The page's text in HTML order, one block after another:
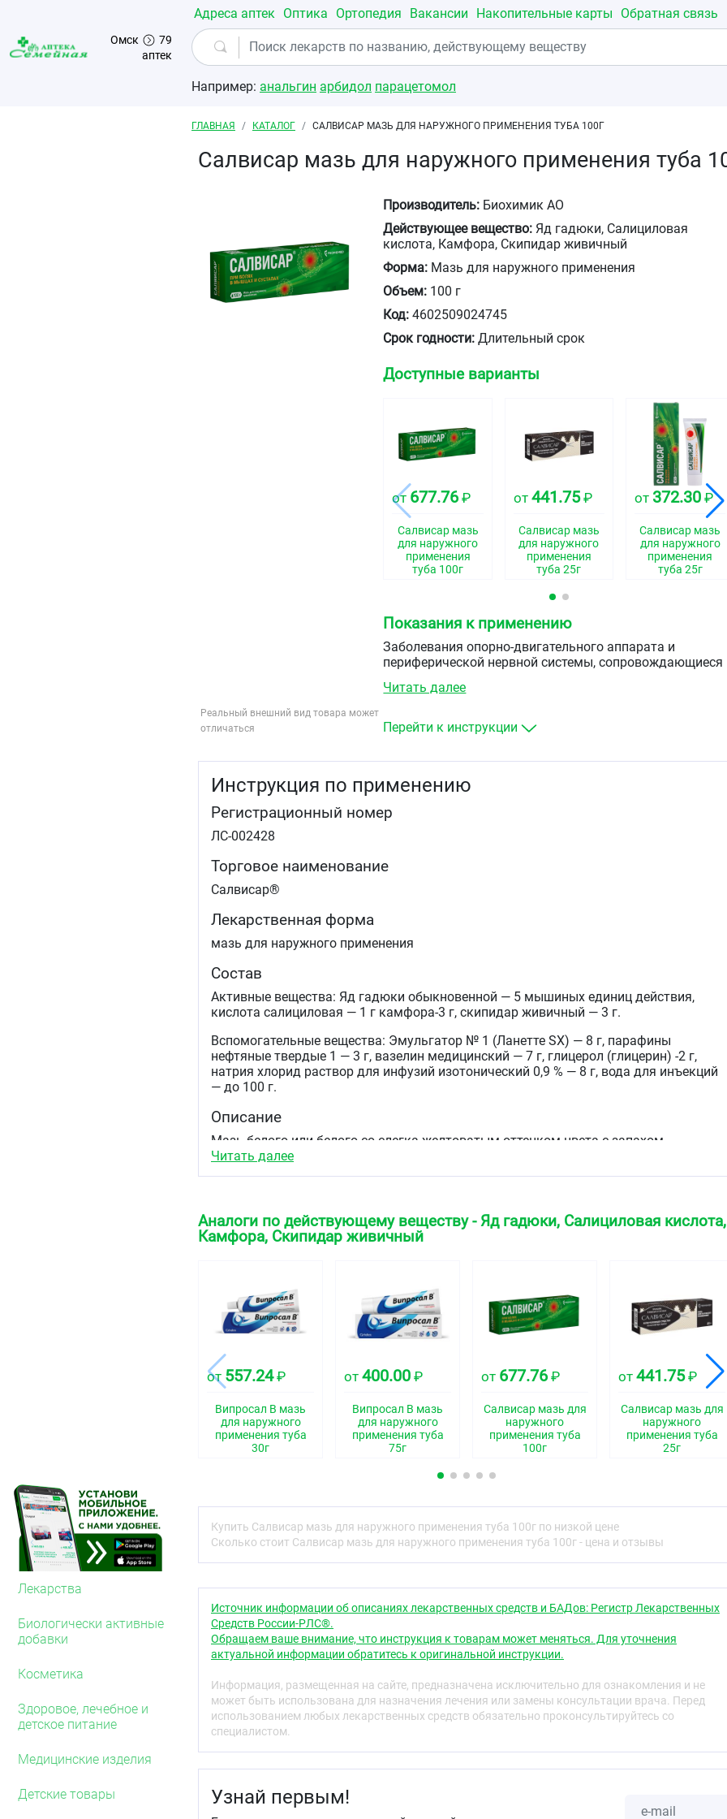
Перейти к основному содержанию
Омск
79
аптек
Адреса аптек Оптика Ортопедия Вакансии Накопительные карты Обратная связь
Например: анальгин арбидол парацетомол
Лекарства
Биологически активные
добавки
Косметика
Здоровое, лечебное и
детское питание
Медицинские изделия
Детские товары
Строка навигации
ГЛАВНАЯ КАТАЛОГ САЛВИСАР МАЗЬ ДЛЯ НАРУЖНОГО ПРИМЕНЕНИЯ ТУБА 100Г
Салвисар мазь для наружного применения туба
Реальный внешний вид товара может
отличаться
Производитель: Биохимик АО
Действующее вещество: Яд гадюки, Салициловая
кислота, Камфора, Скипидар живичный
Форма: Мазь для наружного применения
Объем: 100 г
Код: 4602509024745
Срок годности: Длительный срок
Доступные варианты
от 677.76 ₽
Салвисар мазь
для наружного
применения
туба 100г
от 441.75₽
Салвисар мазь
для наружного
применения
туба 25г
от 372.30 ₽
Салвисар мазь
для наружного
применения
туба 25г
Показания к применению
Заболевания опорно-двигательного аппарата и
периферической нервной системы, сопровождающиеся
артралгии,
Читать далее
Перейти к инструкции
Инструкция по применению
Регистрационный номер
ЛС-002428
Торговое наименование
Салвисар®
Лекарственная форма
мазь для наружного применения
Состав
Активные вещества: Яд гадюки обыкновенной — 5 мышиных единиц действия,
кислота салициловая — 1 г камфора-3 г, скипидар живичный — 3 г.
Вспомогательные вещества: Эмульгатор № 1 (Ланетте SX) — 8 г, парафины
нефтяные твердые 1 — 3 г, вазелин медицинский — 7 г, глицерол (глицерин) -2 г,
натрия хлорид раствор для инфузий изотонический 0,9 % — 8 г, вода для инъекций
— до 100 г.
Описание
Мазь белого или белого со слегка желтоватым оттенком цвета с запахом
камфоры и скипидара.
Код АТХ
Фармакологические свойства
Фармакодинамика
Обладает местным раздражающим и обезболивающим действием. Нейротропный
компонент змеиного яда, входящий в состав, оказывает анальгетическое
действие энзиматический компонент с гиалуронидазной активностью ускоряет
процесс заживления. Вызывает раздражение чувствительных рецепторов кожи и
подкожной клетчатки, расширяет сосуды, улучшает трофику тканей.
Показания
сопровождающиеся болевым синдромом:
невралгии,
миалгии.
Гиперчувствительность к компонентам мази, кожные заболевания (в том числе
аллергические и гнойничковые, нарушение целостности кожных покровов в месте
нанесения препарата), активный туберкулёз лёгких, лихорадочные состояния,
общее истощение, тяжёлая недостаточность мозгового и коронарного
кровообращения, склонность к ангиоспазмам, тяжёлая печёночная или почечная
недостаточность, беременность, период лактации.
С осторожностью
Детский возраст. Необходимость применения препарата у детей определяется
индивидуально.
Препарат противопоказан к применению при беременности и в период лактации
Читать далее
Аналоги по действующему веществу - Яд гадюки, Салициловая кислота,
Камфора, Скипидар живичный
от 557.24₽
Випросал В мазь
для наружного
применения туба
30г
от 400.00 ₽
Випросал В мазь
для наружного
применения туба
75г
от 677.76 ₽
Салвисар мазь для
наружного
применения туба
100г
от 441.75₽
Салвисар мазь для
наружного
применения туба
25г
Купить Салвисар мазь для наружного применения туба 100г по низкой цене
Сколько стоит Салвисар мазь для наружного применения туба 100г - цена и отзывы
Источник информации об описаниях лекарственных средств и БАДов: Регистр Лекарственных
Средств России-РЛС®.
Обращаем ваше внимание, что инструкция к товарам может меняться. Для уточнения
актуальной информации обратитесь к оригинальной инструкции.
Информация, размещенная на сайте, предназначена исключительно для ознакомления и не
может быть использована для назначения лечения или замены консультации врача. Перед
использованием любых лекарственных средств обязательно проконсультируйтесь со
специалистом.
Узнай первым!